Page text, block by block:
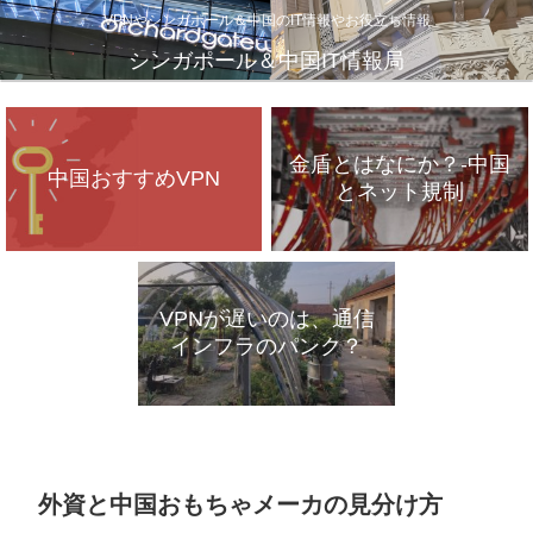
VPNやシンガポール＆中国のIT情報やお役立ち情報
シンガポール＆中国IT情報局
中国おすすめVPN
金盾とはなにか？-中国
とネット規制
VPNが遅いのは、通信
インフラのパンク？
外資と中国おもちゃメーカの見分け方